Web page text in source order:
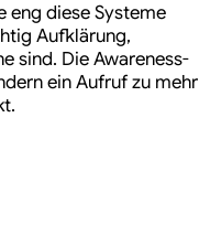
eng diese Systeme
Aufklärung,
sind. Die Awareness-
ein Aufruf zu mehr